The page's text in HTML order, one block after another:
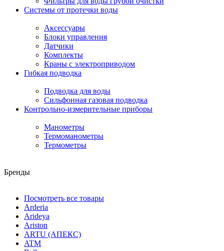
Системы от протечки воды
Аксессуары
Блоки управления
Датчики
Комплекты
Краны с электроприводом
Гибкая подводка
Подводка для воды
Сильфонная газовая подводка
Контрольно-измерительные приборы
Манометры
Термоманометры
Термометры
Бренды
Посмотреть все товары
Arderia
Arideya
Ariston
ARTU (АПЕКС)
ATM